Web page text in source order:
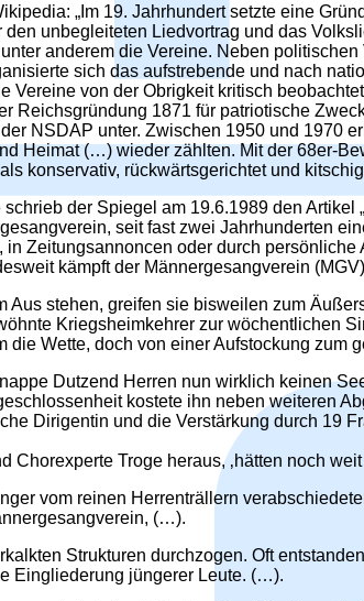
„Im 19. Jahrhundert setzte eine
unbegleiteten Liedvortrag und das
anderem die Vereine. Neben
sich das aufstrebende und nach
Vereine von der Obrigkeit kritisch
Reichsgründung 1871 für patriotische
NSDAP unter. Zwischen 1950 und 1970
Heimat (…) wieder zählten. Mit der 68er-
konservativ, rückwärtsgerichtet und
der Spiegel am 19.6.1989 den
seit fast zwei Jahrhunderten
Zeitungsannoncen oder durch
kämpft der Männergesangverein
Aus stehen, greifen sie bisweilen zum
Kriegsheimkehrer zur wöchentlichen
Wette, doch von einer Aufstockung zum
Dutzend Herren nun wirklich keinen
kostete ihn neben weiteren
Dirigentin und die Verstärkung durch 19
Chorexperte Troge heraus, ‚hätten noch
vom reinen Herrenträllern
(…).
Strukturen durchzogen. Oft
Eingliederung jüngerer Leute. (…).